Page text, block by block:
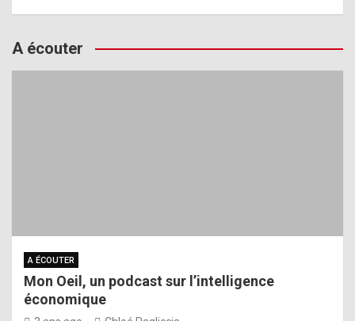
A écouter
A ÉCOUTER
Mon Oeil, un podcast sur l’intelligence
économique